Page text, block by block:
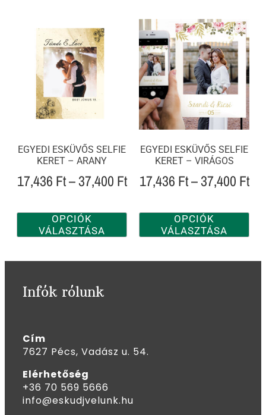
EGYEDI ESKÜVŐS SELFIE
KERET – ARANY
17,436 Ft–37,400 Ft
OPCIÓK
VÁLASZTÁSA
EGYEDI ESKÜVŐS SELFIE
KERET – VIRÁGOS
17,436 Ft–37,400 Ft
OPCIÓK
VÁLASZTÁSA
Infók rólunk
Cím
7627 Pécs, Vadász u. 54.
Elérhetőség
+36 70 569 5666
info@eskudjvelunk.hu